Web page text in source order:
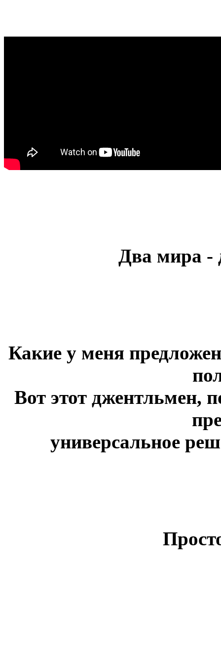
Два мира -
Какие у меня
Вот этот джентльмен,
универсальное